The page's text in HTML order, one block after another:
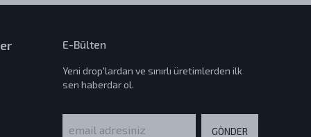
E-Bülten
Yeni drop'lardan ve sınırlı üretimlerden ilk
sen haberdar ol.
GÖNDER